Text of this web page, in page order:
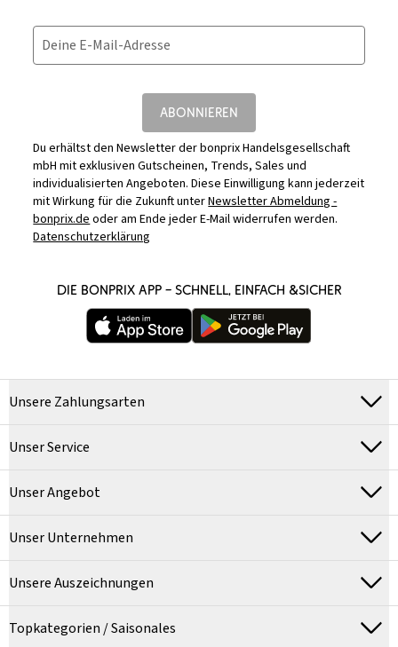
Deine E-Mail-Adresse
ABONNIEREN
Du erhältst den Newsletter der bonprix Handelsgesellschaft
mbH mit exklusiven Gutscheinen, Trends, Sales und
individualisierten Angeboten. Diese Einwilligung kann jederzeit
mit Wirkung für die Zukunft unterNewsletter Abmeldung -
bonprix.deoder am Ende jeder E-Mail widerrufen werden.
Datenschutzerklärung
DIE BONPRIX APP – SCHNELL, EINFACH &SICHER
Unsere Zahlungsarten
Unser Service
Unser Angebot
Unser Unternehmen
Unsere Auszeichnungen
Topkategorien / Saisonales